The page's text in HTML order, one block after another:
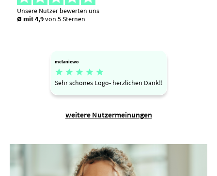
Unsere Nutzer bewerten uns
Ø mit 4,9von 5 Sternen
melaniewo
    
Sehr schönes Logo- herzlichen Dank!!
weitere Nutzermeinungen